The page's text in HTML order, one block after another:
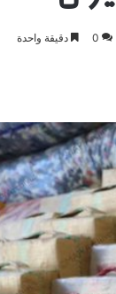
0 دقيقة واحدة